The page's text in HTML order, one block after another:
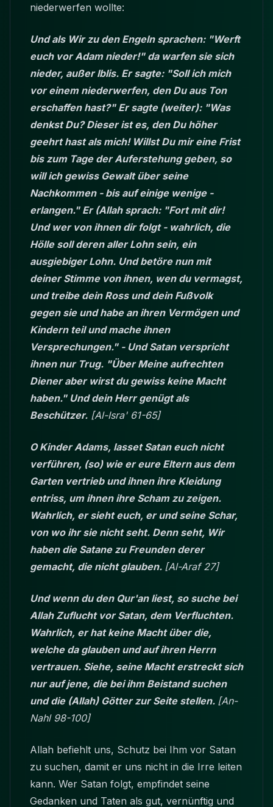
niederwerfen wollte:
Und als Wir zu den Engeln sprachen: "Werft
euch vor Adam nieder!" da warfen sie sich
nieder, außer Iblis. Er sagte: "Soll ich mich
vor einem niederwerfen, den Du aus Ton
erschaffen hast?" Er sagte (weiter): "Was
denkst Du? Dieser ist es, den Du höher
geehrt hast als mich! Willst Du mir eine Frist
bis zum Tage der Auferstehung geben, so
will ich gewiss Gewalt über seine
Nachkommen - bis auf einige wenige -
erlangen." Er (Allah sprach: "Fort mit dir!
Und wer von ihnen dir folgt - wahrlich, die
Hölle soll deren aller Lohn sein, ein
ausgiebiger Lohn. Und betöre nun mit
deiner Stimme von ihnen, wen du vermagst,
und treibe dein Ross und dein Fußvolk
gegen sie und habe an ihren Vermögen und
Kindern teil und mache ihnen
Versprechungen." - Und Satan verspricht
ihnen nur Trug. "Über Meine aufrechten
Diener aber wirst du gewiss keine Macht
haben." Und dein Herr genügt als
Beschützer. [Al-Isra' 61-65]
O Kinder Adams, lasset Satan euch nicht
verführen, (so) wie er eure Eltern aus dem
Garten vertrieb und ihnen ihre Kleidung
entriss, um ihnen ihre Scham zu zeigen.
Wahrlich, er sieht euch, er und seine Schar,
von wo ihr sie nicht seht. Denn seht, Wir
haben die Satane zu Freunden derer
gemacht, die nicht glauben. [Al-Araf 27]
Und wenn du den Qur'an liest, so suche bei
Allah Zuflucht vor Satan, dem Verfluchten.
Wahrlich, er hat keine Macht über die,
welche da glauben und auf ihren Herrn
vertrauen. Siehe, seine Macht erstreckt sich
nur auf jene, die bei ihm Beistand suchen
und die (Allah) Götter zur Seite stellen. [An-
Nahl 98-100]
Allah befiehlt uns, Schutz bei Ihm vor Satan
zu suchen, damit er uns nicht in die Irre leiten
kann. Wer Satan folgt, empfindet seine
Gedanken und Taten als gut, vernünftig und